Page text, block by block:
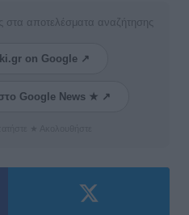
στα αποτελέσματα αναζήτησης
on Google ↗
Google News ★ ↗